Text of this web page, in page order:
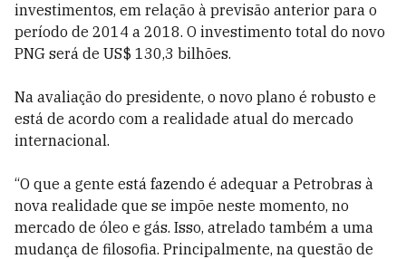
investimentos, em relação à previsão anterior para o
período de 2014 a 2018. O investimento total do novo
PNG será de US$ 130,3 bilhões.
Na avaliação do presidente, o novo plano é robusto e
está de acordo com a realidade atual do mercado
internacional.
“O que a gente está fazendo é adequar a Petrobras à
nova realidade que se impõe neste momento, no
mercado de óleo e gás. Isso, atrelado também a uma
mudança de filosofia. Principalmente, na questão de